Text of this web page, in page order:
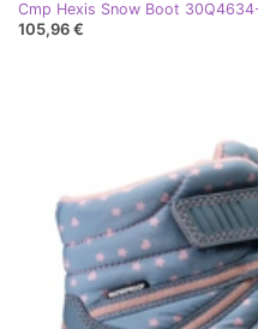
Cmp Hexis Snow Boot
105,96 €